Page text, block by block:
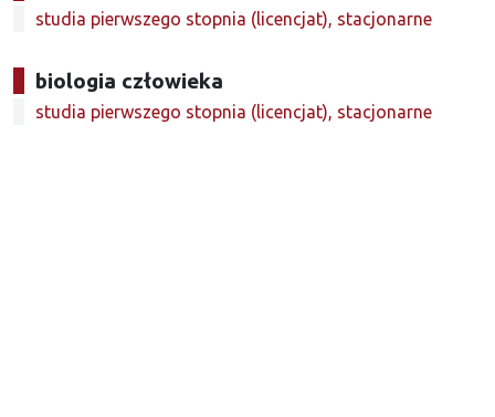
studia pierwszego stopnia (licencjat), stacjonarne
biologia człowieka
studia pierwszego stopnia (licencjat), stacjonarne